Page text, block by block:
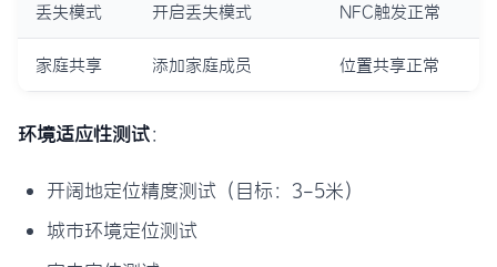
丢失模式 开启丢失模式 NFC触发正常
家庭共享 添加家庭成员 位置共享正常
环境适应性测试：
开阔地定位精度测试（目标：3-5米）
城市环境定位测试